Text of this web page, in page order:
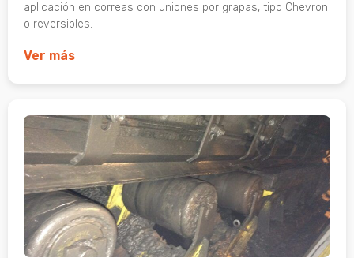
aplicación en correas con uniones por grapas, tipo Chevron
o reversibles.
Ver más